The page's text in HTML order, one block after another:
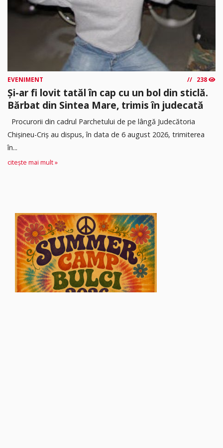
EVENIMENT 238
Și-ar fi lovit tatăl în cap cu un bol din sticlă.
Bărbat din Sintea Mare, trimis în judecată
Procurorii din cadrul Parchetului de pe lângă Judecătoria
Chișineu-Criș au dispus, în data de 6 august 2026, trimiterea
în...
citește mai mult »